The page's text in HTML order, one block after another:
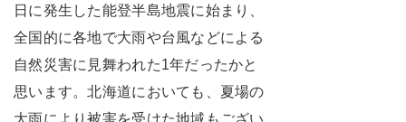
日に発生した能登半島地震に始まり、
全国的に各地で大雨や台風などによる
自然災害に見舞われた1年だったかと
思います。北海道においても、夏場の
大雨により被害を受けた地域もござい